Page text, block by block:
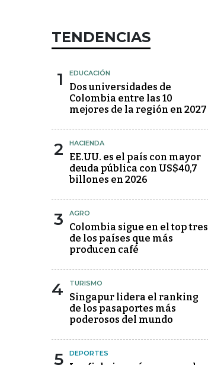
TENDENCIAS
1 EDUCACIÓN
Dos universidades de
Colombia entre las 10
mejores de la región en 2027
2 HACIENDA
EE.UU. es el país con mayor
deuda pública con US$40,7
billones en 2026
3 AGRO
Colombia sigue en el top tres
de los países que más
producen café
4 TURISMO
Singapur lidera el ranking
de los pasaportes más
poderosos del mundo
5 DEPORTES